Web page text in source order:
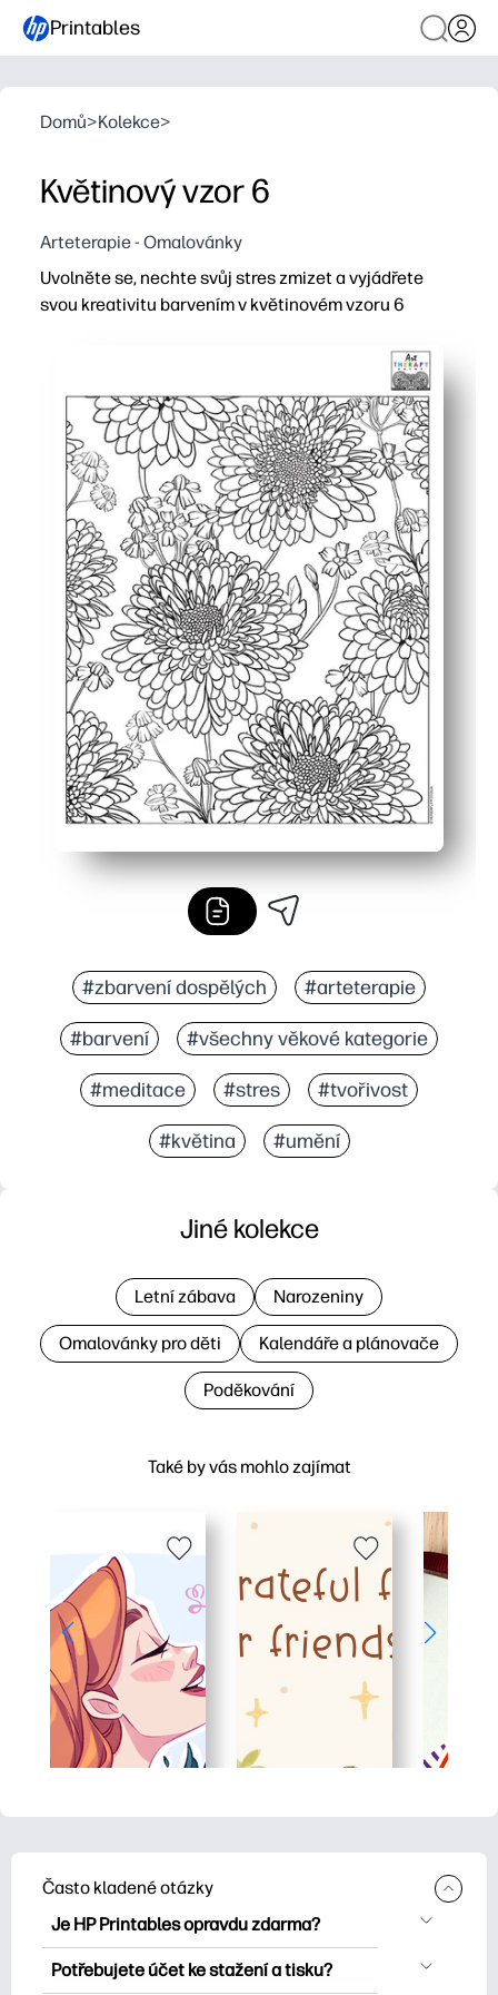
Printables
Domů>Kolekce>
Květinový vzor 6
Arteterapie - Omalovánky
Uvolněte se, nechte svůj stres zmizet a vyjádřete
svou kreativitu barvením v květinovém vzoru 6
Můžete tisknout během několika minut - bez přípravy,
Detailní květinový design vám pomůže zpomalit,
Můžete jej použít doma, ve třídách nebo ve skupinách
Můžete tisknout doplňky, vyzkoušet nové barevné
#zbarvení dospělých #arteterapie
#barvení #všechny věkové kategorie
#meditace #stres #tvořivost
#květina #umění
Také by vás mohlo zajímat
Jiné kolekce
Letní zábava Narozeniny
Omalovánky pro děti Kalendáře a plánovače
Poděkování
Často kladené otázky
Je HP Printables opravdu zdarma?
HP Printables nabízí více než 2500
bezplatných tisknutelných položek ke
Potřebujete účet ke stažení a tisku?